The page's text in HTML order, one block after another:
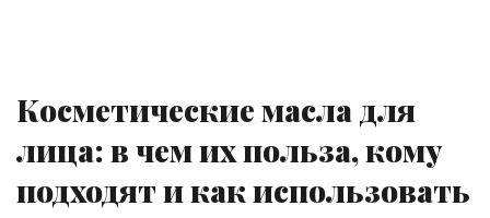
Косметические масла для
лица: в чем их польза, кому
подходят и как использовать